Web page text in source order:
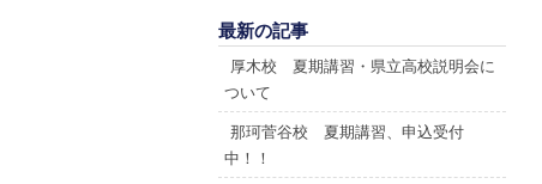
最新の記事
厚木校 夏期講習・県立高校説明会に
ついて
那珂菅谷校 夏期講習、申込受付
中！！